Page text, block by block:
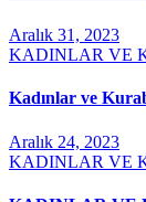
Aralık 31, 2023
KADINLAR VE
Kadınlar ve
Aralık 24, 2023
KADINLAR VE